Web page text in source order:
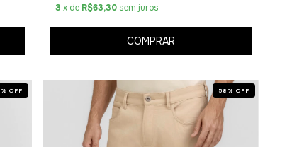
3 x de R$63,30 sem juros
COMPRAR
%OFF 58 % OFF